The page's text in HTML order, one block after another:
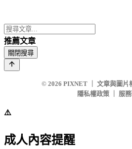
推薦文章
關閉搜尋
© 2026 PIXNET
文章與圖片
隱私權政策
服
⚠️
成人內容提醒